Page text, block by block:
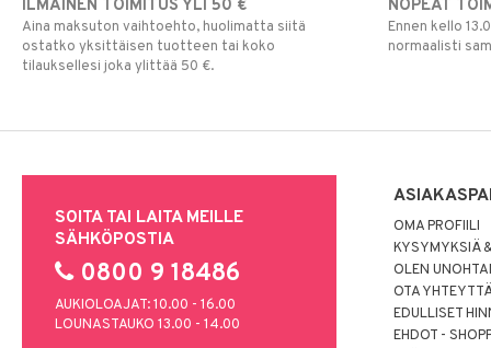
ILMAINEN TOIMITUS YLI 50 €
Aina maksuton vaihtoehto, huolimatta siitä
ostatko yksittäisen tuotteen tai koko
tilauksellesi joka ylittää 50 €.
NOPEAT
Ennen kello
normaalisti
SOITA TAI LAITA MEILLE
SÄHKÖPOSTIA
0800 9 18486
AUKIOLOAJAT: 10.00 - 16.00
LOUNASTAUKO 13.00 - 14.00
OMA PROFIILI
KYSYMYKSIÄ
OLEN
OTA
EDULLISET
EHDOT -